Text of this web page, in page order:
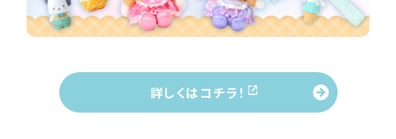
詳しくはコチラ！